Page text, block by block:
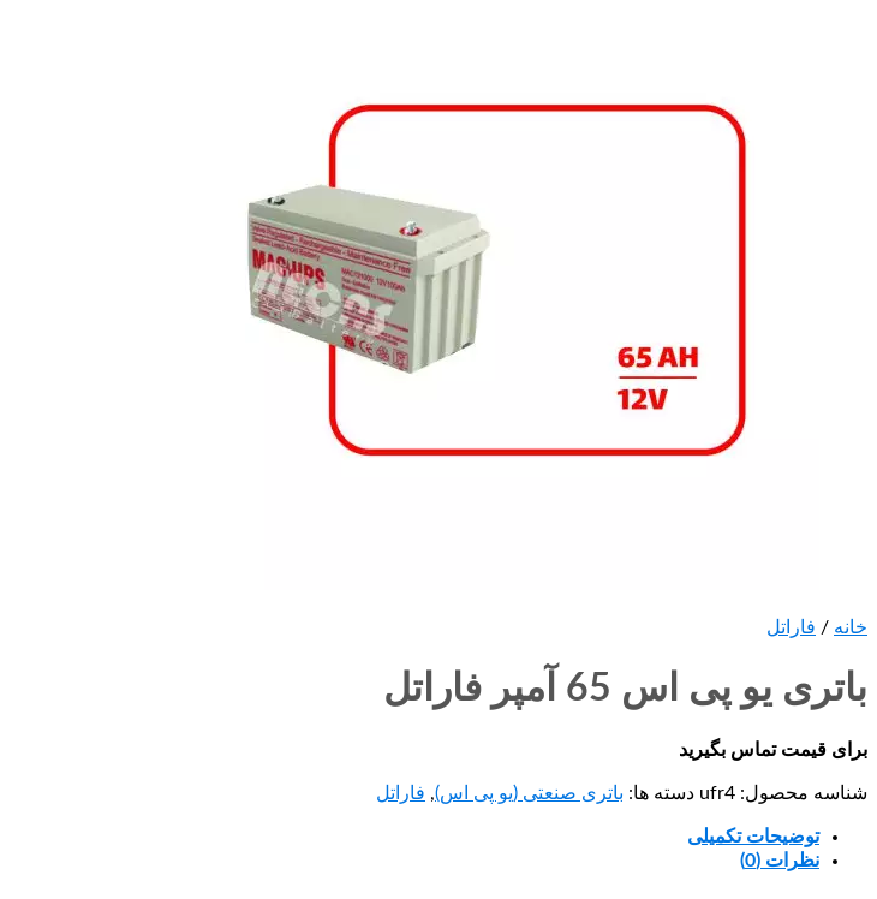
خانه / فاراتل
باتری یو پی اس 65 آمپر فاراتل
برای قیمت تماس بگیرید
شناسه محصول: ufr4 دسته ها: باتری صنعتی (یو پی اس), فاراتل
توضیحات تکمیلی
نظرات (0)